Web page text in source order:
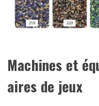
Machines et
aires de jeux